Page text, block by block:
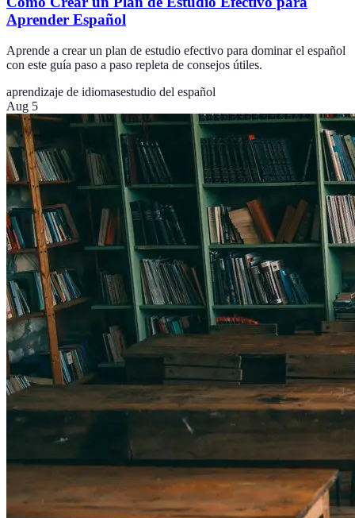
Aprender Español
Aprende a crear un plan de estudio efectivo para dominar el español
con este guía paso a paso repleta de consejos útiles.
aprendizaje de idiomasestudio del español
Aug 5